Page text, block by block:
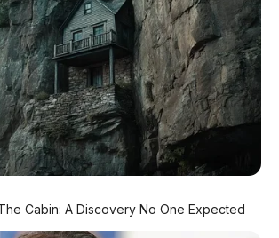
Cabin: A Discovery No One Expected